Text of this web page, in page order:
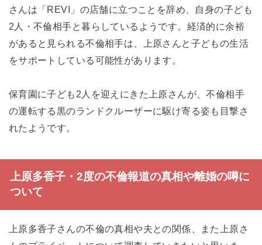
さんは「REVI」の店舗に立つことを辞め、自身の子ども
2人・不倫相手と暮らしているようです。経済的に余裕
があると見られる不倫相手は、上原さんと子どもの生活
をサポートしている可能性があります。
保育園に子ども2人を迎えにきた上原さんが、不倫相手
の運転する黒のランドクルーザーに駆け寄る姿も目撃さ
れたようです。
上原多香子・2度の不倫報道の真相や離婚の噂に
ついて
上原多香子さんの不倫の真相や夫との関係、また上原さ